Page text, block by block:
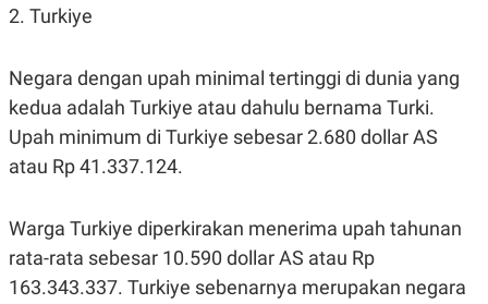
2. Turkiye
Negara dengan upah minimal tertinggi di dunia yang
kedua adalah Turkiye atau dahulu bernama Turki.
Upah minimum di Turkiye sebesar 2.680 dollar AS
atau Rp 41.337.124.
Warga Turkiye diperkirakan menerima upah tahunan
rata-rata sebesar 10.590 dollar AS atau Rp
163.343.337. Turkiye sebenarnya merupakan negara